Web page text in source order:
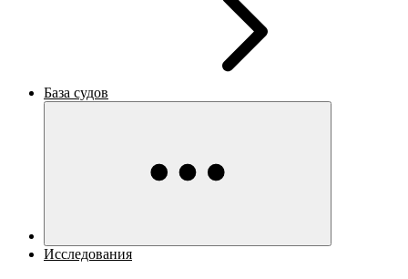
База судов
Исследования